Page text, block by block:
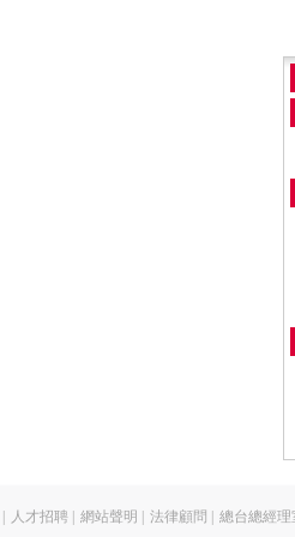
人才招聘 網站聲明 法律顧問 總台總經理